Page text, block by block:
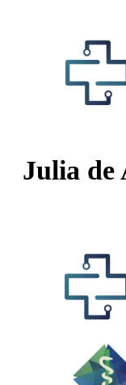
Julia de